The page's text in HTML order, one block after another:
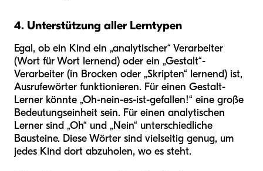
4. Unterstützung aller Lerntypen
Egal, ob ein Kind ein „analytischer“ Verarbeiter
(Wort für Wort lernend) oder ein „Gestalt“-
Verarbeiter (in Brocken oder „Skripten“ lernend) ist,
Ausrufewörter funktionieren. Für einen Gestalt-
Lerner könnte „Oh-nein-es-ist-gefallen!“ eine große
Bedeutungseinheit sein. Für einen analytischen
Lerner sind „Oh“ und „Nein“ unterschiedliche
Bausteine. Diese Wörter sind vielseitig genug, um
jedes Kind dort abzuholen, wo es steht.